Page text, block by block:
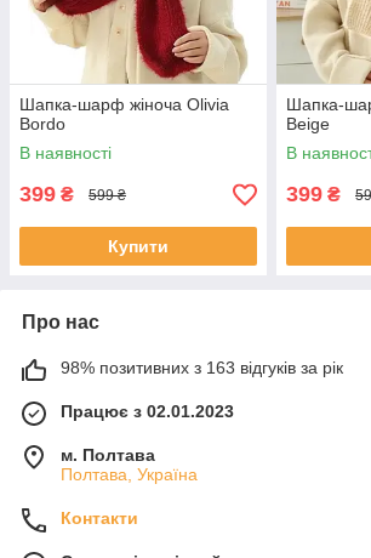
Шапка-шарф жіноча Olivia
Bordo
В наявності
399 ₴ 599 ₴
Купити
Шапка-
Beige
В
399 ₴
Про нас
98% позитивних з 163 відгуків за рік
Працює з 02.01.2023
м. Полтава
Полтава, Україна
Контакти